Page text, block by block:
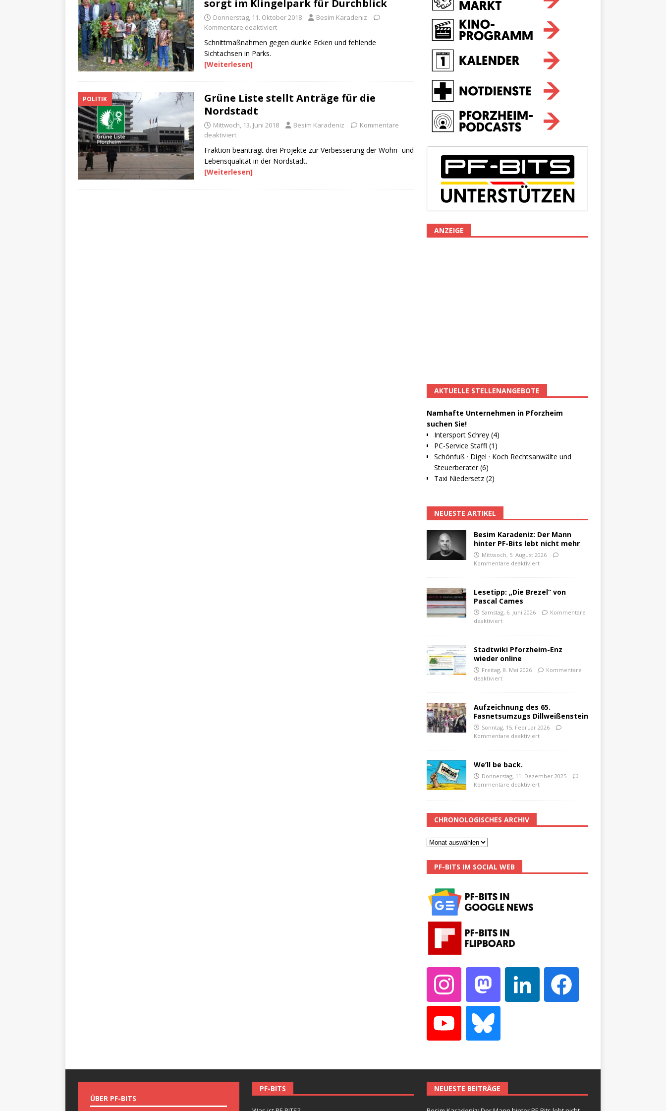
sorgt im Klingelpark für Durchblick
Donnerstag, 11. Oktober 2018
Besim Karadeniz
Kommentare deaktiviert
Schnittmaßnahmen gegen dunkle Ecken und fehlende
Sichtachsen in Parks.
[Weiterlesen]
POLITIK
Grüne Liste stellt Anträge für die
Nordstadt
Mittwoch, 13. Juni 2018 Besim Karadeniz
Kommentare
deaktiviert
Fraktion beantragt drei Projekte zur Verbesserung der Wohn- und
Lebensqualität in der Nordstadt.
[Weiterlesen]
ANZEIGE
AKTUELLE STELLENANGEBOTE
Namhafte Unternehmen in Pforzheim
suchen Sie!
Intersport Schrey (4)
PC-Service Staffl (1)
Schönfuß · Digel · Koch Rechtsanwälte und
Steuerberater (6)
Taxi Niedersetz (2)
NEUESTE ARTIKEL
Besim Karadeniz: Der Mann
hinter PF-Bits lebt nicht mehr
Mittwoch, 5. August 2026
Kommentare deaktiviert
Lesetipp: „Die Brezel“ von
Pascal Cames
Samstag, 6. Juni 2026
Kommentare
deaktiviert
Stadtwiki Pforzheim-Enz
wieder online
Freitag, 8. Mai 2026
Kommentare
deaktiviert
Aufzeichnung des 65.
Fasnetsumzugs Dillweißenstein
Sonntag, 15. Februar 2026
Kommentare deaktiviert
We’ll be back.
Donnerstag, 11. Dezember 2025
Kommentare deaktiviert
CHRONOLOGISCHES ARCHIV
PF-BITS IM SOCIAL WEB
ÜBER PF-BITS
PF-BITS NEUESTE BEITRÄGE